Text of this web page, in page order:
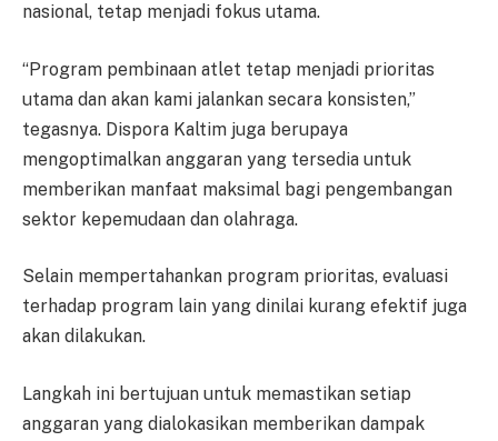
nasional, tetap menjadi fokus utama.
“Program pembinaan atlet tetap menjadi prioritas
utama dan akan kami jalankan secara konsisten,”
tegasnya. Dispora Kaltim juga berupaya
mengoptimalkan anggaran yang tersedia untuk
memberikan manfaat maksimal bagi pengembangan
sektor kepemudaan dan olahraga.
Selain mempertahankan program prioritas, evaluasi
terhadap program lain yang dinilai kurang efektif juga
akan dilakukan.
Langkah ini bertujuan untuk memastikan setiap
anggaran yang dialokasikan memberikan dampak